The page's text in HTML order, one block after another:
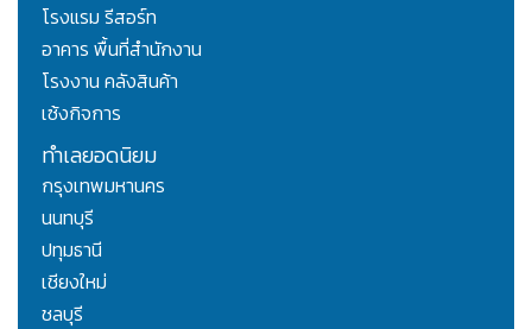
โรงแรม รีสอร์ท
อาคาร พื้นที่สำนักงาน
โรงงาน คลังสินค้า
เซ้งกิจการ
ทำเลยอดนิยม
กรุงเทพมหานคร
นนทบุรี
ปทุมธานี
เชียงใหม่
ชลบุรี